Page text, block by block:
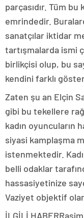
parçasıdır. Tüm
emrindedir.
sanatçılar iktidar
tartışmalarda ismi
birlikçisi olup, bu
kendini farklı
Zaten şu an Elçin
gibi bu tekellere
kadın oyuncuların
siyasi kamplaşma
istenmektedir.
belli odaklar
hassasiyetinize
Vaziyet objektif
İLGİLİ HABER